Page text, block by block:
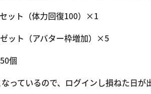
ット（体力回復100）×1
ット（アバター枠増加）×5
個
っているので、ログインし損ねた日が